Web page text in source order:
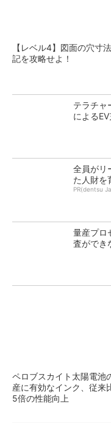
【レベル4】図面の穴寸
記を攻略せよ！
テラチ
による
全員がリ
た人財を
PR(dentsu
量産プロ
査ができ
ペロブスカイト太陽電池
産に有効なインク、従来
5倍の性能向上